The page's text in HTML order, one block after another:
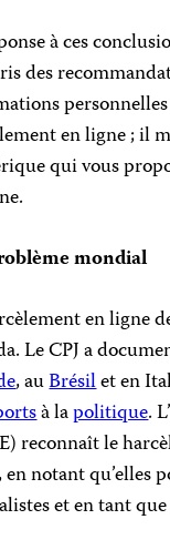
à ces
des
en ligne ; il
qui vous
mondial
en ligne
Le CPJ a
, auBrésilet en
à lapolitique.
reconnaît le
en notant qu’elles
et en tant